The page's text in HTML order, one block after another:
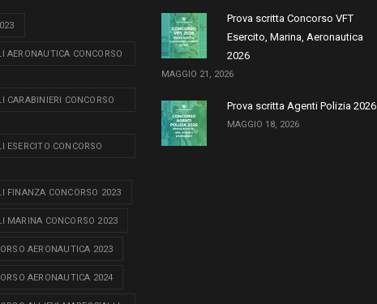
AERONAUTICA CONCORSO
CARABINIERI CONCORSO
ESERCITO CONCORSO
FINANZA CONCORSO 2023
MARINA CONCORSO 2023
AERONAUTICA 2023
AERONAUTICA 2024
Prova scritta Concorso VFT
Esercito, Marina, Aeronautica
2026
MAGGIO 21, 2026
Prova scritta Agenti Polizia 2026
MAGGIO 18, 2026